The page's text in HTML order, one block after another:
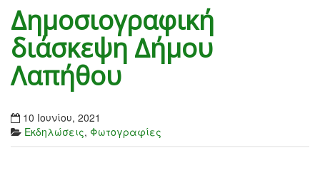
Δημοσιογραφική
διάσκεψη Δήμου
Λαπήθου
10 Ιουνίου, 2021
Εκδηλώσεις, Φωτογραφίες